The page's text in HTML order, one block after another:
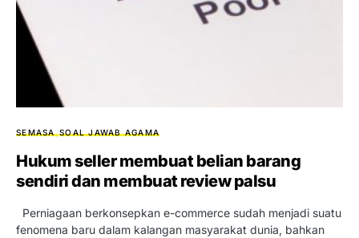
SEMASA SOAL JAWAB AGAMA
Hukum seller membuat belian barang
sendiri dan membuat review palsu
Perniagaan berkonsepkan e-commerce sudah menjadi suatu
fenomena baru dalam kalangan masyarakat dunia, bahkan